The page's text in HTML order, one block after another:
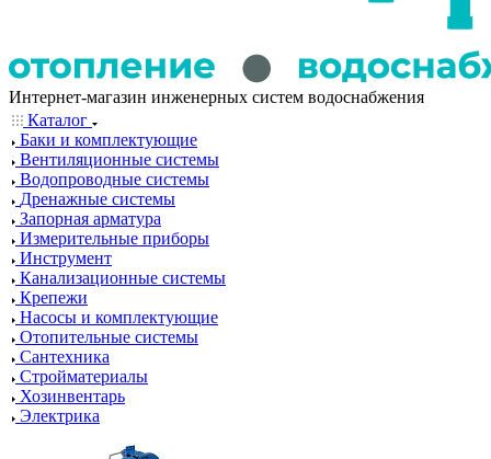
Интернет-магазин инженерных систем водоснабжения
Каталог
Баки и комплектующие
Вентиляционные системы
Водопроводные системы
Дренажные системы
Запорная арматура
Измерительные приборы
Инструмент
Канализационные системы
Крепежи
Насосы и комплектующие
Отопительные системы
Сантехника
Стройматериалы
Хозинвентарь
Электрика